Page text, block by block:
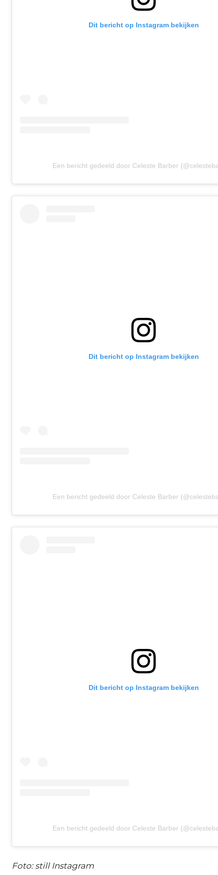
Dit bericht op Instagram bekijken
Een bericht gedeeld door Celeste Barber
Dit bericht op Instagram bekijken
Een bericht gedeeld door Celeste Barber
Dit bericht op Instagram bekijken
Een bericht gedeeld door Celeste Barber
Foto: still Instagram